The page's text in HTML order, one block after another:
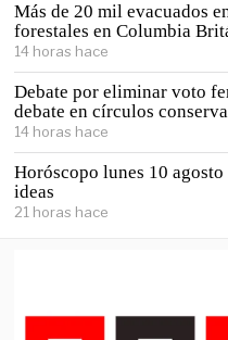
Más de 20 mil evacuados
forestales en Columbia
14 horas hace
Debate por eliminar voto
debate en círculos
14 horas hace
Horóscopo lunes 10
ideas
21 horas hace